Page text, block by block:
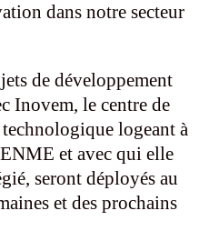
dans notre secteur
de développement
Inovem, le centre de
logeant à
et avec qui elle
seront déployés au
et des prochains